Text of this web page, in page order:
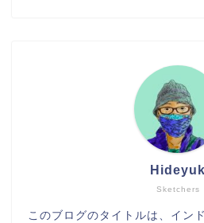
Sketchers
Hideyuk
このブログのタイトルは、イン